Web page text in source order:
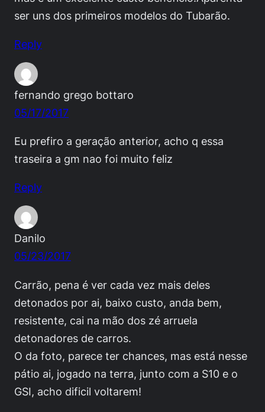
ser uns dos primeiros modelos do Tubarão.
Reply
fernando grego bottaro
05/17/2017
Eu prefiro a geração anterior, acho q essa
traseira a gm nao foi muito feliz
Reply
Danilo
05/23/2017
Carrão, pena é ver cada vez mais deles
detonados por ai, baixo custo, anda bem,
resistente, cai na mão dos zé arruela
detonadores de carros.
O da foto, parece ter chances, mas está nesse
pátio ai, jogado na terra, junto com a S10 e o
GSI, acho dificil voltarem!